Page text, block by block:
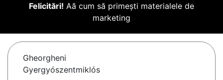
Felicitări! Aă cum să primești materialele de
marketing
Gheorgheni
Gyergyószentmiklós